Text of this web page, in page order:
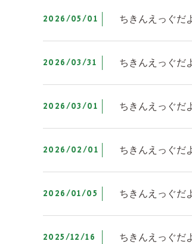
2026/05/01 ちきんえっぐだ
2026/03/31 ちきんえっぐだ
2026/03/01 ちきんえっぐだ
2026/02/01 ちきんえっぐだ
2026/01/05 ちきんえっぐだ
2025/12/16 ちきんえっぐだ